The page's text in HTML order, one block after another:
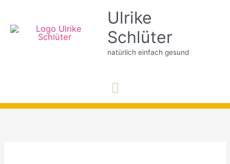
Inhalt
Ulrike
Schlüter
natürlich einfach gesund
Hauptmenü